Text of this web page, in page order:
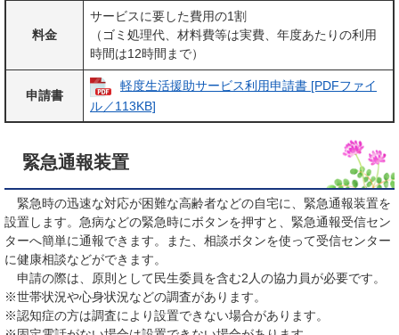
料金
サービスに要した費用の1割
（ゴミ処理代、材料費等は実費、年度あたりの利用
時間は12時間まで）
申請書
軽度生活援助サービス利用申請書 [PDFファイ
ル／113KB]
緊急通報装置
緊急時の迅速な対応が困難な高齢者などの自宅に、緊急通報装置を
設置します。急病などの緊急時にボタンを押すと、緊急通報受信セン
ターへ簡単に通報できます。また、相談ボタンを使って受信センター
に健康相談などができます。
申請の際は、原則として民生委員を含む2人の協力員が必要です。
※世帯状況や心身状況などの調査があります。
※認知症の方は調査により設置できない場合があります。